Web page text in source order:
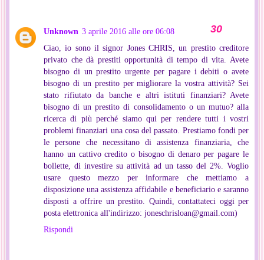
Unknown 3 aprile 2016 alle ore 06:08
Ciao, io sono il signor Jones CHRIS, un prestito creditore
privato che dà prestiti opportunità di tempo di vita. Avete
bisogno di un prestito urgente per pagare i debiti o avete
bisogno di un prestito per migliorare la vostra attività? Sei
stato rifiutato da banche e altri istituti finanziari? Avete
bisogno di un prestito di consolidamento o un mutuo? alla
ricerca di più perché siamo qui per rendere tutti i vostri
problemi finanziari una cosa del passato. Prestiamo fondi per
le persone che necessitano di assistenza finanziaria, che
hanno un cattivo credito o bisogno di denaro per pagare le
bollette, di investire su attività ad un tasso del 2%. Voglio
usare questo mezzo per informare che mettiamo a
disposizione una assistenza affidabile e beneficiario e saranno
disposti a offrire un prestito. Quindi, contattateci oggi per
posta elettronica all'indirizzo: joneschrisloan@gmail.com)
Rispondi